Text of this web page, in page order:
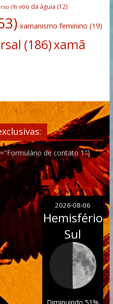
(9) voo da águia (12)
xamanismo feminino (19)
(186)xamã
de contato 1"]
2026-08-06
Hemisfério
Sul